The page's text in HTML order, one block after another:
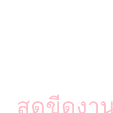
สุดขีดงา